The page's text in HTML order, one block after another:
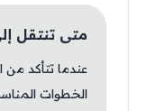
متى تنتقل
عندما تتأكد من
الخطوات